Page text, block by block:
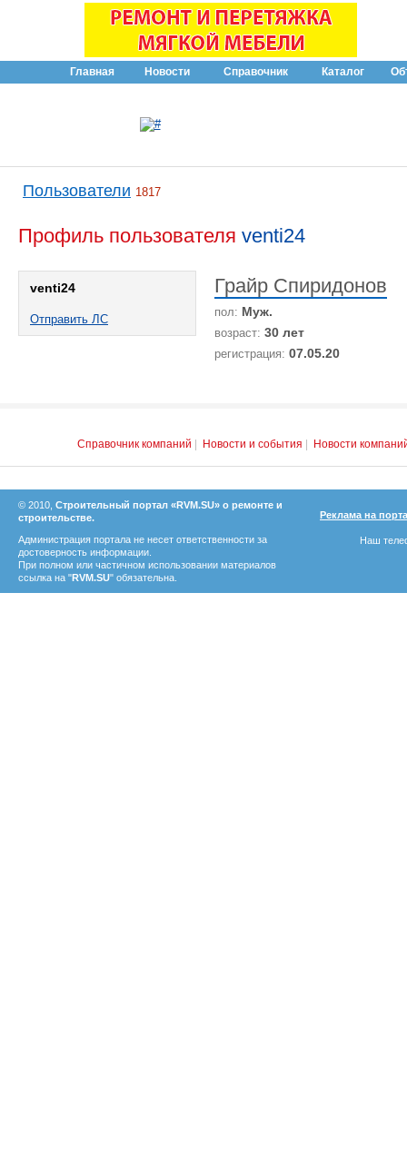
Главная Новости Справочник Каталог
Пользователи 1817
Профиль пользователя venti24
venti24
Отправить ЛС
Грайр Спиридонов
пол: Муж.
возраст: 30 лет
регистрация: 07.05.20
Справочник компаний Новости и события Новости
© 2010, Строительный портал «RVM.SU» о ремонте и
строительстве.
Администрация портала не несет ответственности за
достоверность информации.
При полном или частичном использовании материалов
ссылка на "RVM.SU" обязательна.
Реклама на
Наш